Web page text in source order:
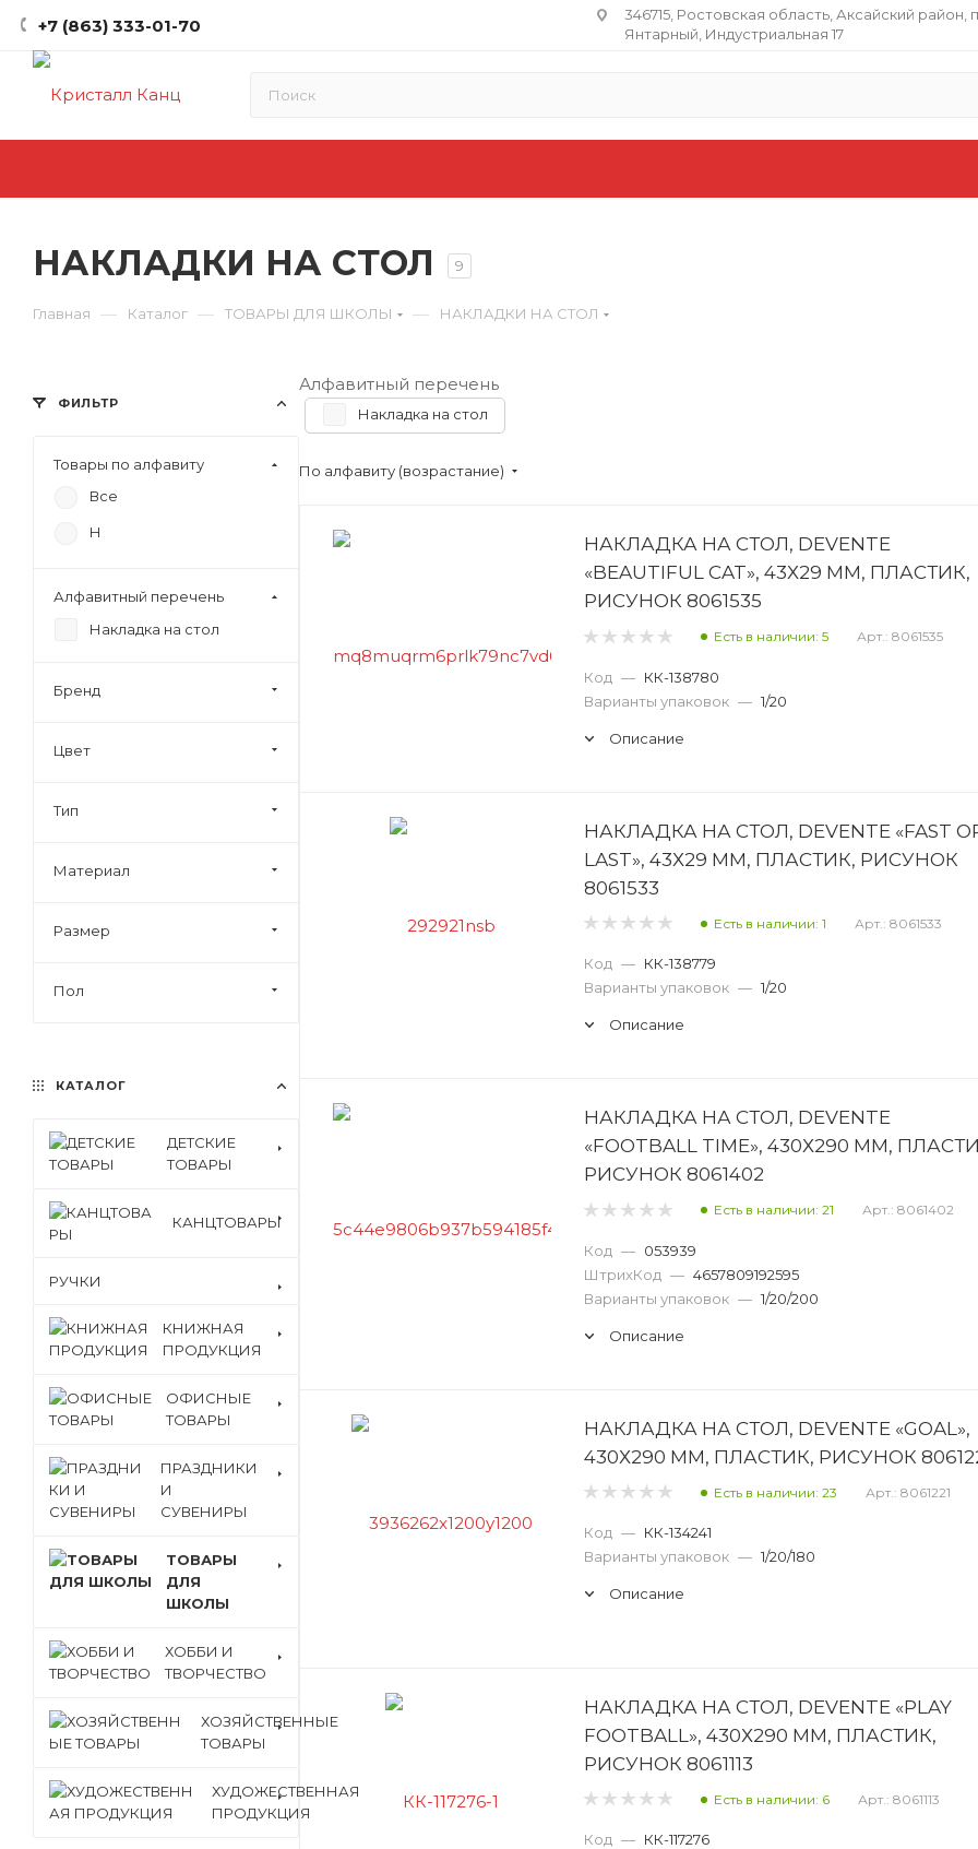
+7 (863) 333-01-70
346715, Ростовская область​, Аксайский район,
Янтарный, Индустриальная 17
НАКЛАДКИ НА СТОЛ 9
Главная — Каталог — ТОВАРЫ ДЛЯ ШКОЛЫ — НАКЛАДКИ НА СТОЛ
Алфавитный перечень
Накладка на стол
По алфавиту (возрастание)
НАКЛАДКА НА СТОЛ, DEVENTE
«BEAUTIFUL CAT», 43Х29 ММ, ПЛАСТИК,
РИСУНОК 8061535
Есть в наличии: 5 Арт.: 8061535
Код — КК-138780
Варианты упаковок — 1/20
Описание
НАКЛАДКА НА СТОЛ, DEVENTE «FAST
LAST», 43Х29 ММ, ПЛАСТИК, РИСУНОК
8061533
Есть в наличии: 1 Арт.: 8061533
Код — КК-138779
Варианты упаковок — 1/20
Описание
НАКЛАДКА НА СТОЛ, DEVENTE
«FOOTBALL TIME», 430Х290 ММ,
РИСУНОК 8061402
Есть в наличии: 21 Арт.: 8061402
Код — 053939
ШтрихКод — 4657809192595
Варианты упаковок — 1/20/200
Описание
НАКЛАДКА НА СТОЛ, DEVENTE «GOAL»,
430Х290 ММ, ПЛАСТИК, РИСУНОК
Есть в наличии: 23 Арт.: 8061221
Код — КК-134241
Варианты упаковок — 1/20/180
Описание
НАКЛАДКА НА СТОЛ, DEVENTE «PLAY
FOOTBALL», 430Х290 ММ, ПЛАСТИК,
РИСУНОК 8061113
Есть в наличии: 6 Арт.: 8061113
Код — КК-117276
ФИЛЬТР
Товары по алфавиту
Все
Н
Алфавитный перечень
Накладка на стол
Бренд
Цвет
Тип
Материал
Размер
Пол
КАТАЛОГ
ДЕТСКИЕ
ТОВАРЫ
КАНЦТОВАРЫ
РУЧКИ
КНИЖНАЯ
ПРОДУКЦИЯ
ОФИСНЫЕ
ТОВАРЫ
ПРАЗДНИКИ
И
СУВЕНИРЫ
ТОВАРЫ
ДЛЯ
ШКОЛЫ
ХОББИ И
ТВОРЧЕСТВО
ХОЗЯЙСТВЕННЫЕ
ТОВАРЫ
ХУДОЖЕСТВЕННАЯ
ПРОДУКЦИЯ